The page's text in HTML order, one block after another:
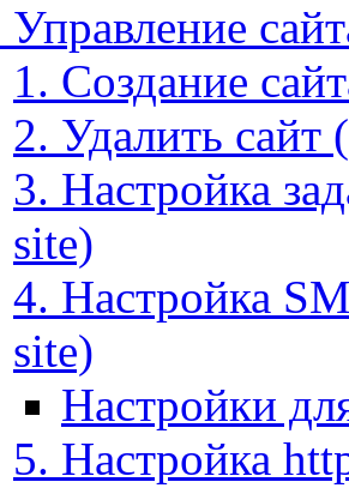
Управление
1. Создание
2. Удалить сайт
3. Настройка
site)
4. Настройка
site)
Настройки
5. Настройка